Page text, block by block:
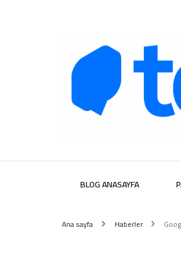
BLOG ANASAYFA
Ana sayfa Haberler